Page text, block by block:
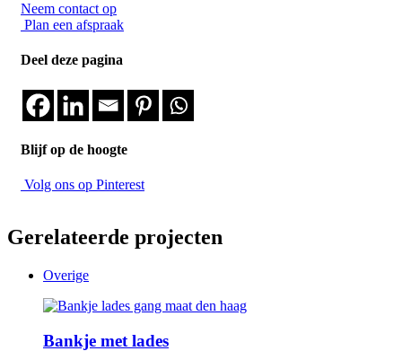
Neem contact op
Plan een afspraak
Deel deze pagina
Blijf op de hoogte
Volg ons op Pinterest
Gerelateerde projecten
Overige
Bankje met lades